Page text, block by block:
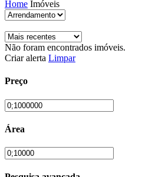
Home Imóveis
Não foram encontrados imóveis.
Criar alerta Limpar
Preço
Área